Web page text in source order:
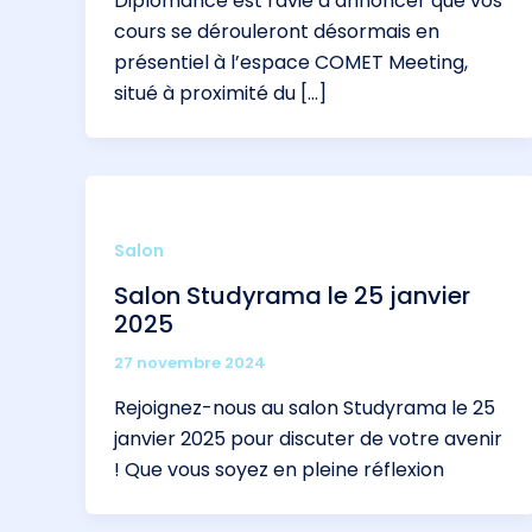
cours se dérouleront désormais en
présentiel à l’espace COMET Meeting,
situé à proximité du […]
Salon
Salon Studyrama le 25 janvier
2025
27 novembre 2024
Rejoignez-nous au salon Studyrama le 25
janvier 2025 pour discuter de votre avenir
! Que vous soyez en pleine réflexion